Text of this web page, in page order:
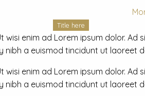
Title here
enim ad Lorem ipsum dolor.
nibh a euismod tincidunt ut laoreet
enim ad Lorem ipsum dolor.
nibh a euismod tincidunt ut laoreet